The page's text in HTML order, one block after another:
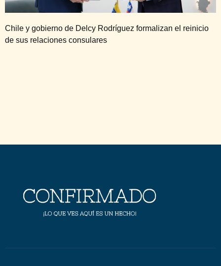
Chile y gobierno de Delcy Rodríguez formalizan el reinicio
de sus relaciones consulares